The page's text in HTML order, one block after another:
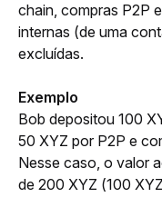
chain, compras P2P
internas (de uma
excluídas.
Exemplo
Bob depositou 100
50 XYZ por P2P e
Nesse caso, o valor
de 200 XYZ (100